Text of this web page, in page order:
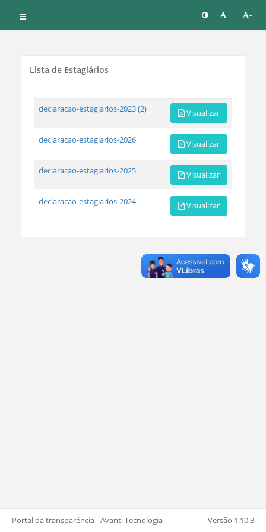
+ -
Lista de Estagiários
declaracao-estagiarios-2023 (2) Visualizar
declaracao-estagiarios-2026 Visualizar
declaracao-estagiarios-2025 Visualizar
declaracao-estagiarios-2024 Visualizar
Versão 1.10.3
Portal da transparência - Avanti Tecnologia